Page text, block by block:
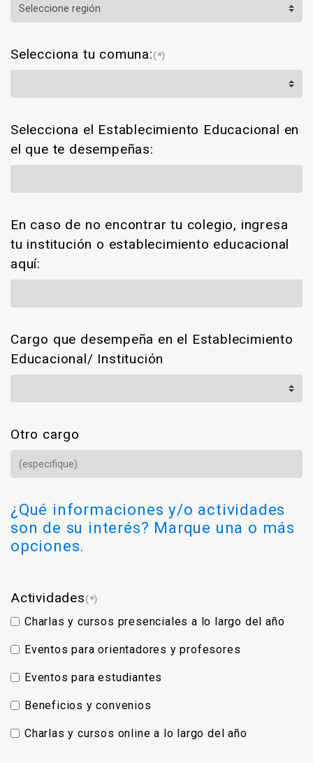
Selecciona tu comuna:(*)
Selecciona el Establecimiento Educacional en
el que te desempeñas:
En caso de no encontrar tu colegio, ingresa
tu institución o establecimiento educacional
aquí:
Cargo que desempeña en el Establecimiento
Educacional/ Institución
Otro cargo
¿Qué informaciones y/o actividades
son de su interés? Marque una o más
opciones.
Actividades(*)
Charlas y cursos presenciales a lo largo del año
Eventos para orientadores y profesores
Eventos para estudiantes
Beneficios y convenios
Charlas y cursos online a lo largo del año